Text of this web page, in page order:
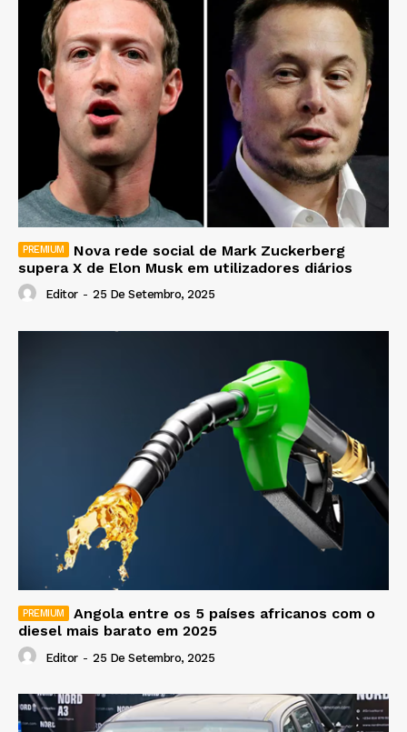
Nova rede social de Mark Zuckerberg
supera X de Elon Musk em utilizadores diários
Editor - 25 De Setembro, 2025
Angola entre os 5 países africanos com o
diesel mais barato em 2025
Editor - 25 De Setembro, 2025